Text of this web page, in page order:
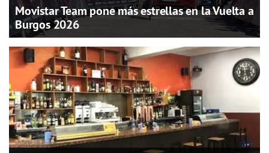
Movistar Team pone más estrellas en la Vuelta a
Burgos 2026